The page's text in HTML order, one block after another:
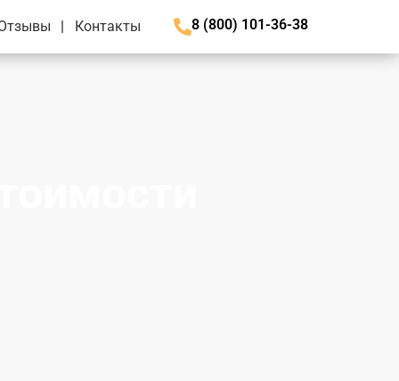
Контакты 8 (800) 101-36-38